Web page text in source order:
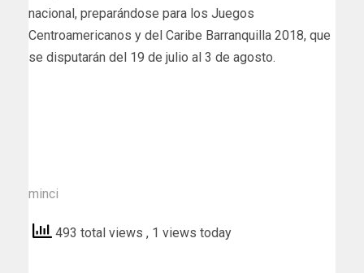
nacional, preparándose para los Juegos
Centroamericanos y del Caribe Barranquilla 2018, que
se disputarán del 19 de julio al 3 de agosto.
minci
493 total views , 1 views today